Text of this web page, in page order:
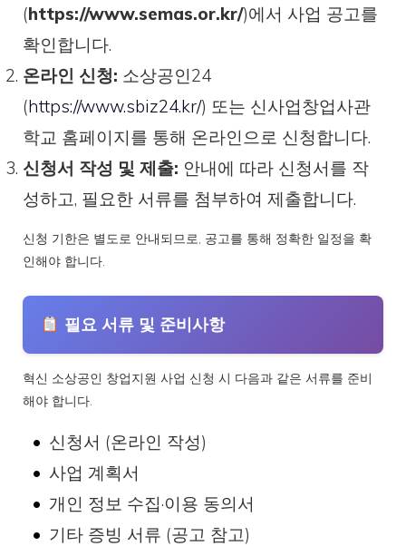
(https://www.semas.or.kr/)에서 사업 공고를
확인합니다.
온라인 신청: 소상공인24
(https://www.sbiz24.kr/) 또는 신사업창업사관
학교 홈페이지를 통해 온라인으로 신청합니다.
신청서 작성 및 제출: 안내에 따라 신청서를 작
성하고, 필요한 서류를 첨부하여 제출합니다.
신청 기한은 별도로 안내되므로, 공고를 통해 정확한 일정을 확
인해야 합니다.
필요 서류 및 준비사항
혁신 소상공인 창업지원 사업 신청 시 다음과 같은 서류를 준비
해야 합니다.
신청서 (온라인 작성)
사업 계획서
개인 정보 수집·이용 동의서
기타 증빙 서류 (공고 참고)